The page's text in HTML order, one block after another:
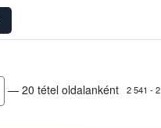
— 20 tétel oldalanként 2 541 -